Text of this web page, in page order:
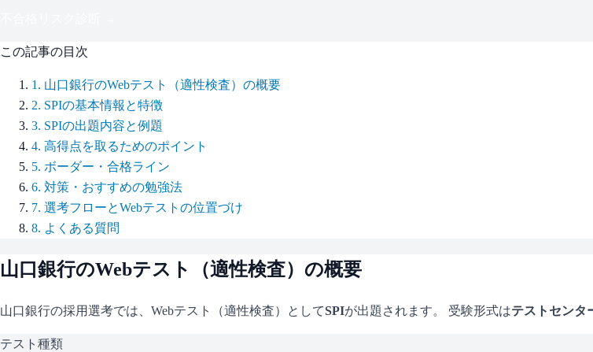
この記事の目次
1 . 山口銀行のWebテスト（適性検査）の概要
2. SPIの基本情報と特徴
3. SPIの出題内容と例題
4. 高得点を取るためのポイント
5. ボーダー・合格ライン
6. 対策・おすすめの勉強法
7. 選考フローとWebテストの位置づけ
8. よくある質問
山口銀行のWebテスト（適性検査）の概要
山口銀行の採用選考では、Webテスト（適性検査）としてSPIが出題されます。 受験形式はテストセンタ
テスト種類